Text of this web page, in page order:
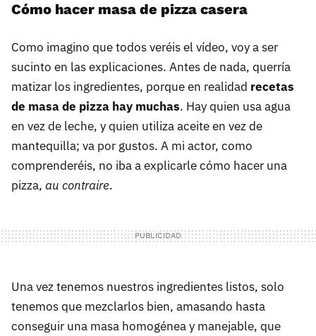
Cómo hacer masa de pizza casera
Como imagino que todos veréis el vídeo, voy a ser
sucinto en las explicaciones. Antes de nada, querría
matizar los ingredientes, porque en realidad recetas
de masa de pizza hay muchas. Hay quien usa agua
en vez de leche, y quien utiliza aceite en vez de
mantequilla; va por gustos. A mi actor, como
comprenderéis, no iba a explicarle cómo hacer una
pizza, au contraire.
Una vez tenemos nuestros ingredientes listos, solo
tenemos que mezclarlos bien, amasando hasta
conseguir una masa homogénea y manejable, que